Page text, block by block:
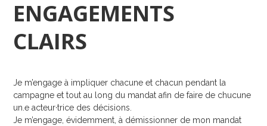
ENGAGEMENTS
CLAIRS
Je m’engage à impliquer chacune et chacun pendant la
campagne et tout au long du mandat afin de faire de chucune
un.e acteur·trice des décisions.
Je m’engage, évidemment, à démissionner de mon mandat